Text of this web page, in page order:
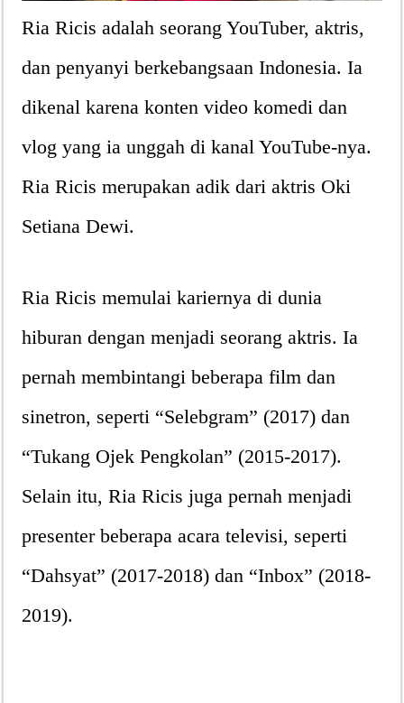
Ria Ricis adalah seorang YouTuber, aktris,
dan penyanyi berkebangsaan Indonesia. Ia
dikenal karena konten video komedi dan
vlog yang ia unggah di kanal YouTube-nya.
Ria Ricis merupakan adik dari aktris Oki
Setiana Dewi.
Ria Ricis memulai kariernya di dunia
hiburan dengan menjadi seorang aktris. Ia
pernah membintangi beberapa film dan
sinetron, seperti “Selebgram” (2017) dan
“Tukang Ojek Pengkolan” (2015-2017).
Selain itu, Ria Ricis juga pernah menjadi
presenter beberapa acara televisi, seperti
“Dahsyat” (2017-2018) dan “Inbox” (2018-
2019).